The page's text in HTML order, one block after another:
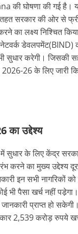
की घोषणा की गई है।
तहत सरकार की ओर से
का लक्ष्य निश्चित
नेटवर्क
करेगी। जिसकी
26 के लिए जारी
उद्देश्‍य
सुधार के लिए केंद्र
करने का मुख्य उद्देश्य
इन सभी
भी पैसा खर्च नहीं
प्राप्त हो
2,539 करोड़ रुपये